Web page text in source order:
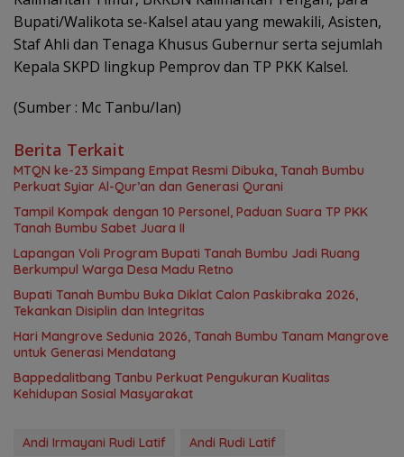
Bupati/Walikota se-Kalsel atau yang mewakili, Asisten,
Staf Ahli dan Tenaga Khusus Gubernur serta sejumlah
Kepala SKPD lingkup Pemprov dan TP PKK Kalsel.
(Sumber : Mc Tanbu/Ian)
Berita Terkait
MTQN ke-23 Simpang Empat Resmi Dibuka, Tanah Bumbu
Perkuat Syiar Al-Qur’an dan Generasi Qurani
Tampil Kompak dengan 10 Personel, Paduan Suara TP PKK
Tanah Bumbu Sabet Juara II
Lapangan Voli Program Bupati Tanah Bumbu Jadi Ruang
Berkumpul Warga Desa Madu Retno
Bupati Tanah Bumbu Buka Diklat Calon Paskibraka 2026,
Tekankan Disiplin dan Integritas
Hari Mangrove Sedunia 2026, Tanah Bumbu Tanam Mangrove
untuk Generasi Mendatang
Bappedalitbang Tanbu Perkuat Pengukuran Kualitas
Kehidupan Sosial Masyarakat
Andi Irmayani Rudi Latif Andi Rudi Latif